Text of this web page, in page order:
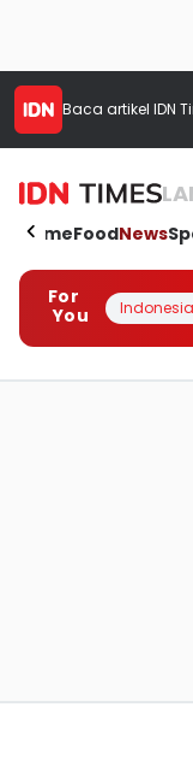
Baca artikel IDN
HomeFoodNews
For
You